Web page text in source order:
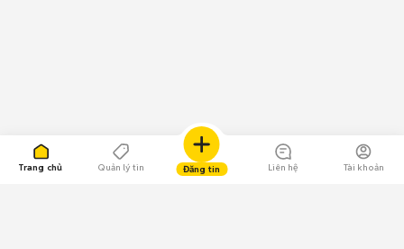
Trang chủ Quản lý tin Đăng tin Liên hệ Tài khoản